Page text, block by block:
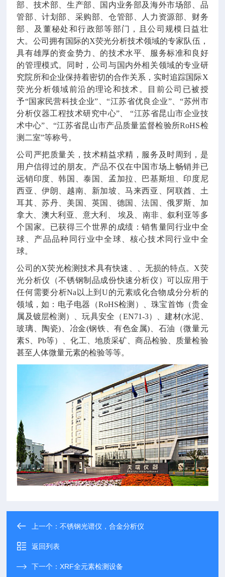
部、技术部、生产部、国内业务部及海外市场部、品
管部、计划部、采购部、仓管部、人力资源部、财务
部、及董秘处和行政部等部门，且公司规模日益壮
大。公司拥有国际的X荧光分析技术领域的专家队伍，
具有雄厚的资金势力、的技术水平、服务标准和良好
的管理模式。同时，公司与国内外相关领域的专业研
究院所和企业保持着密切的合作关系，实时追踪国际X
荧光分析领域前沿的理论和技术。目前公司已被授
予“国家民营科技企业” 、“江苏省优良企业”、“苏州市
分析仪器工程技术研究中心” “江苏省昆山市企业技
术中心” 、“江苏省昆山市产品质量监督检验所RoHS检
测二室”等称号。
公司严把质量关，技术精益求精，服务及时周到，是
用户信得过的朋友。产品不仅在中国市场上畅销并已
远销印度、韩国、泰国、孟加拉、巴基斯坦、印度尼
西亚、伊朗、越南、新加坡、马来西亚、阿联酋、土
耳其、苏丹、美国、英国、德国、法国、俄罗斯、加
拿大、澳大利亚、意大利、
埃及、南非、叙利亚等多
个国家。已获得三个世界的成绩：销售量同行业中全
球、产品品种同行业中全球、核心技术同行业中全
球。
公司的X荧光检测技术具有快速、、无损的特点。 X荧
光分析仪（不锈钢制品成份快速分析仪）可以应用于
任何需要分析Na 以上到 U的元素或化合物成分分析的
领域，如：电子电器（RoHS检测）、珠宝首饰（贵金
属及镀层检测）、玩具安全（EN71-3）、建材(水泥、
玻璃、陶瓷) 、冶金(钢铁、有色金属) 、石油（微量元
素S Pb等）、化工、地质采矿、商品检验、质量检验
甚至人体微量元素的检验等等。
上一个：不锈钢光谱仪，合金分析仪
返回列表
下一个：XRF全元素检测设备